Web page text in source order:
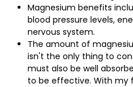
Magnesium benefits
blood pressure levels,
nervous system.
The amount of
isn't the only thing to
must also be well
to be effective. With my